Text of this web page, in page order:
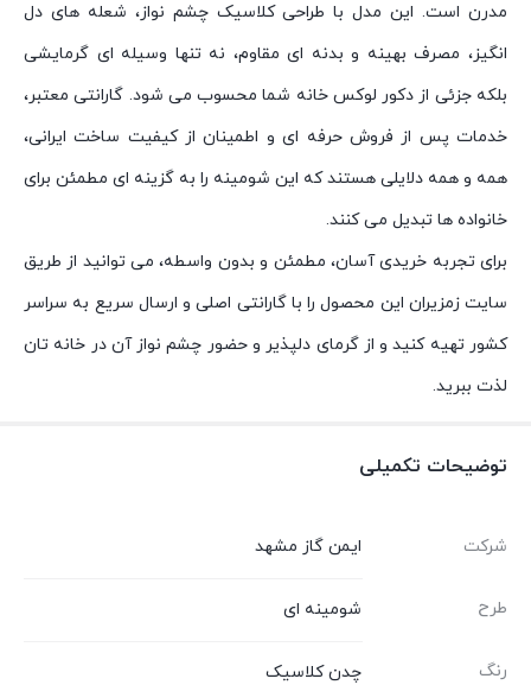
مدرن است. این مدل با طراحی کلاسیک چشم نواز، شعله های دل
انگیز، مصرف بهینه و بدنه ای مقاوم، نه تنها وسیله ای گرمایشی
بلکه جزئی از دکور لوکس خانه شما محسوب می شود. گارانتی معتبر،
خدمات پس از فروش حرفه ای و اطمینان از کیفیت ساخت ایرانی،
همه و همه دلایلی هستند که این شومینه را به گزینه ای مطمئن برای
خانواده ها تبدیل می کنند.
برای تجربه خریدی آسان، مطمئن و بدون واسطه، می توانید از طریق
سایت زمزیران این محصول را با گارانتی اصلی و ارسال سریع به سراسر
کشور تهیه کنید و از گرمای دلپذیر و حضور چشم نواز آن در خانه تان
لذت ببرید.
توضیحات تکمیلی
شرکت ایمن گاز مشهد
طرح شومینه ای
رنگ چدن کلاسیک